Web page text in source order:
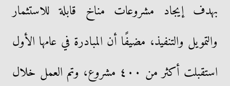
بهدف إيجاد مشروعات مناخ قابلة للاستثمار
والتمويل والتنفيذ، مضيفًا أن المبادرة في عامها الأول
استقبلت أكثر من ٤٠٠ مشروع، وتم العمل خلال